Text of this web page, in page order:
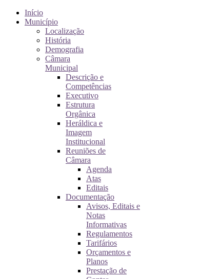
Início
Município
Localização
História
Demografia
Câmara
Municipal
Descrição e
Competências
Executivo
Estrutura
Orgânica
Heráldica e
Imagem
Institucional
Reuniões de
Câmara
Agenda
Atas
Editais
Documentação
Avisos, Editais e
Notas
Informativas
Regulamentos
Tarifários
Orçamentos e
Planos
Prestação de